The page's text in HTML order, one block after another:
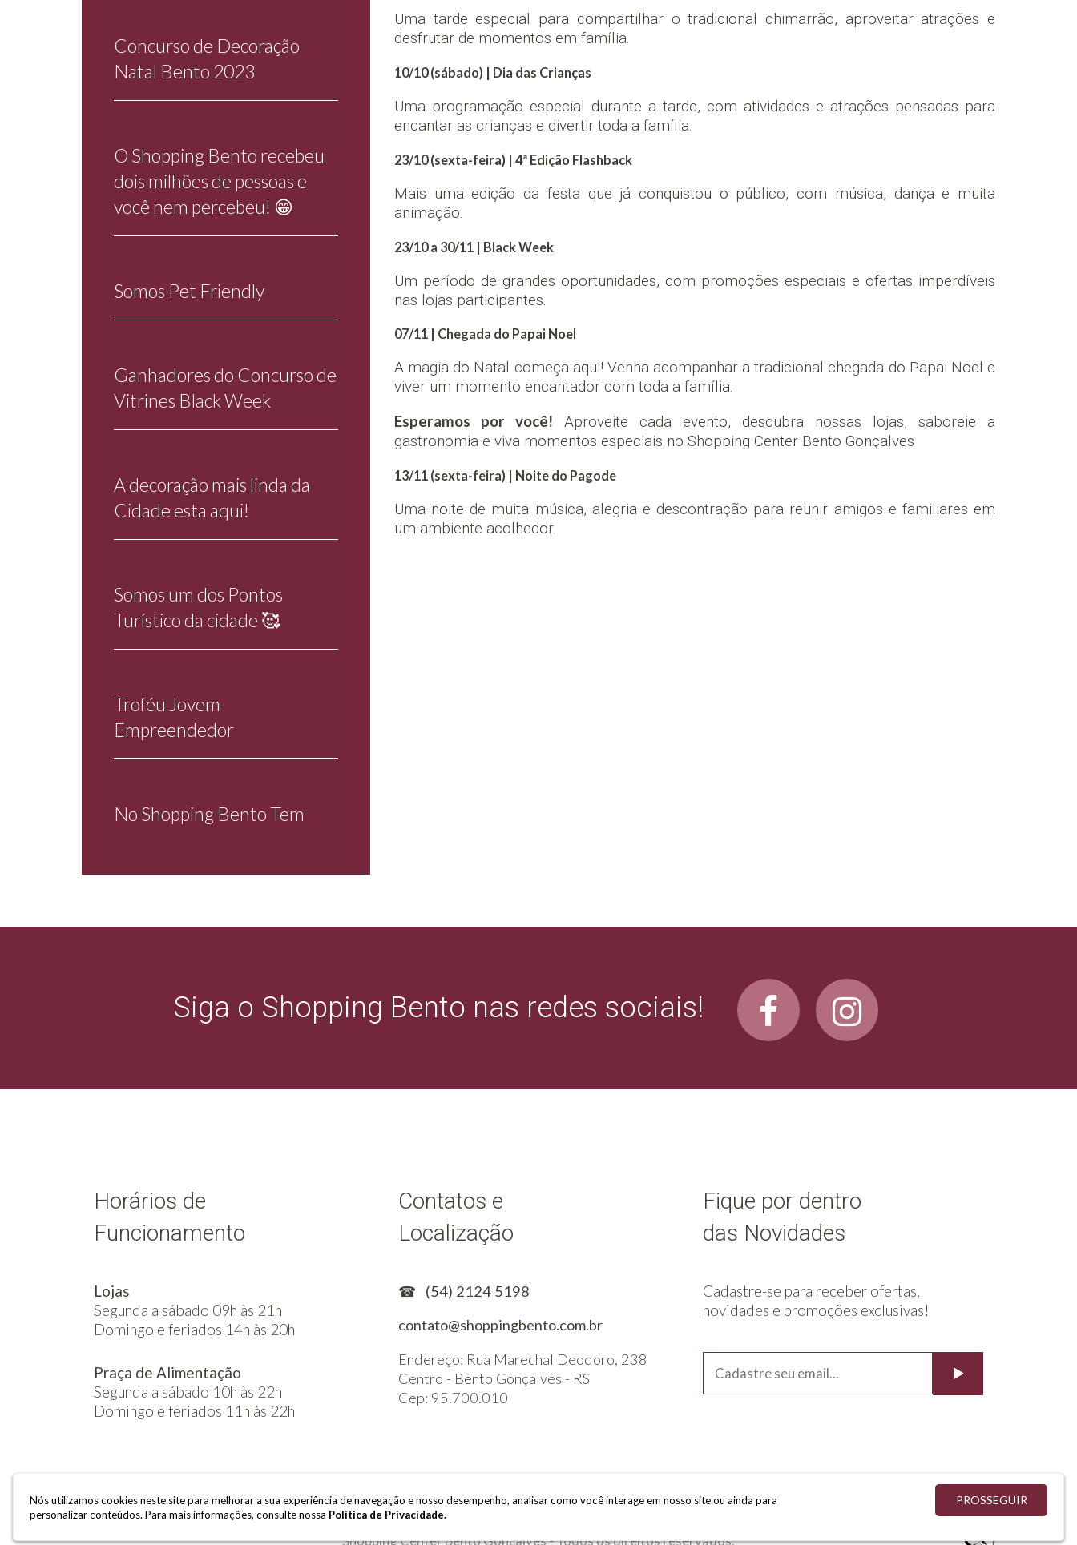
Uma tarde especial para compartilhar o tradicional chimarrão, aproveitar atrações e
desfrutar de momentos em família.
10/10 (sábado) | Dia das Crianças
Uma programação especial durante a tarde, com atividades e atrações pensadas para
encantar as crianças e divertir toda a família.
23/10 (sexta-feira) | 4ª Edição Flashback
Mais uma edição da festa que já conquistou o público, com música, dança e muita
animação.
23/10 a 30/11 | Black Week
Um período de grandes oportunidades, com promoções especiais e ofertas imperdíveis
nas lojas participantes.
07/11 | Chegada do Papai Noel
A magia do Natal começa aqui! Venha acompanhar a tradicional chegada do Papai Noel e
viver um momento encantador com toda a família.
Esperamos por você! Aproveite cada evento, descubra nossas lojas, saboreie a
gastronomia e viva momentos especiais no Shopping Center Bento Gonçalves
13/11 (sexta-feira) | Noite do Pagode
Uma noite de muita música, alegria e descontração para reunir amigos e familiares em
um ambiente acolhedor.
Concurso de Decoração
Natal Bento 2023
O Shopping Bento recebeu
dois milhões de pessoas e
você nem percebeu! 😁
Somos Pet Friendly
Ganhadores do Concurso de
Vitrines Black Week
A decoração mais linda da
Cidade esta aqui!
Somos um dos Pontos
Turístico da cidade 🥰
Troféu Jovem
Empreendedor
No Shopping Bento Tem
Siga o Shopping Bento nas redes sociais!
Horários de
Funcionamento
Lojas
Segunda a sábado 09h às 21h
Domingo e feriados 14h às 20h
Praça de Alimentação
Segunda a sábado 10h às 22h
Domingo e feriados 11h às 22h
Contatos e
Localização
☎
(54) 2124 5198
contato@shoppingbento.com.br
Endereço: Rua Marechal Deodoro, 238
Centro - Bento Gonçalves - RS
Cep: 95.700.010
Fique por dentro
das Novidades
Cadastre-se para receber ofertas,
novidades e promoções exclusivas!
Shopping Center Bento Gonçalves - Todos os direitos reservados.
Nós utilizamos cookies neste site para melhorar a sua experiência de navegação e nosso desempenho, analisar como você interage em nosso site ou ainda para
personalizar conteúdos. Para mais informações, consulte nossa Política de Privacidade.
PROSSEGUIR